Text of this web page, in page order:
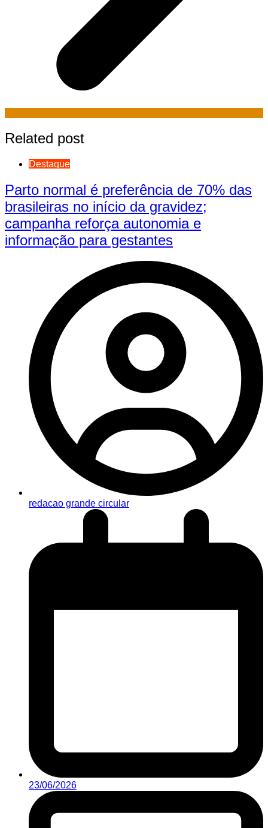
Related post
Destaque
Parto normal é preferência de 70% das
brasileiras no início da gravidez;
campanha reforça autonomia e
informação para gestantes
redacao grande circular
23/06/2026